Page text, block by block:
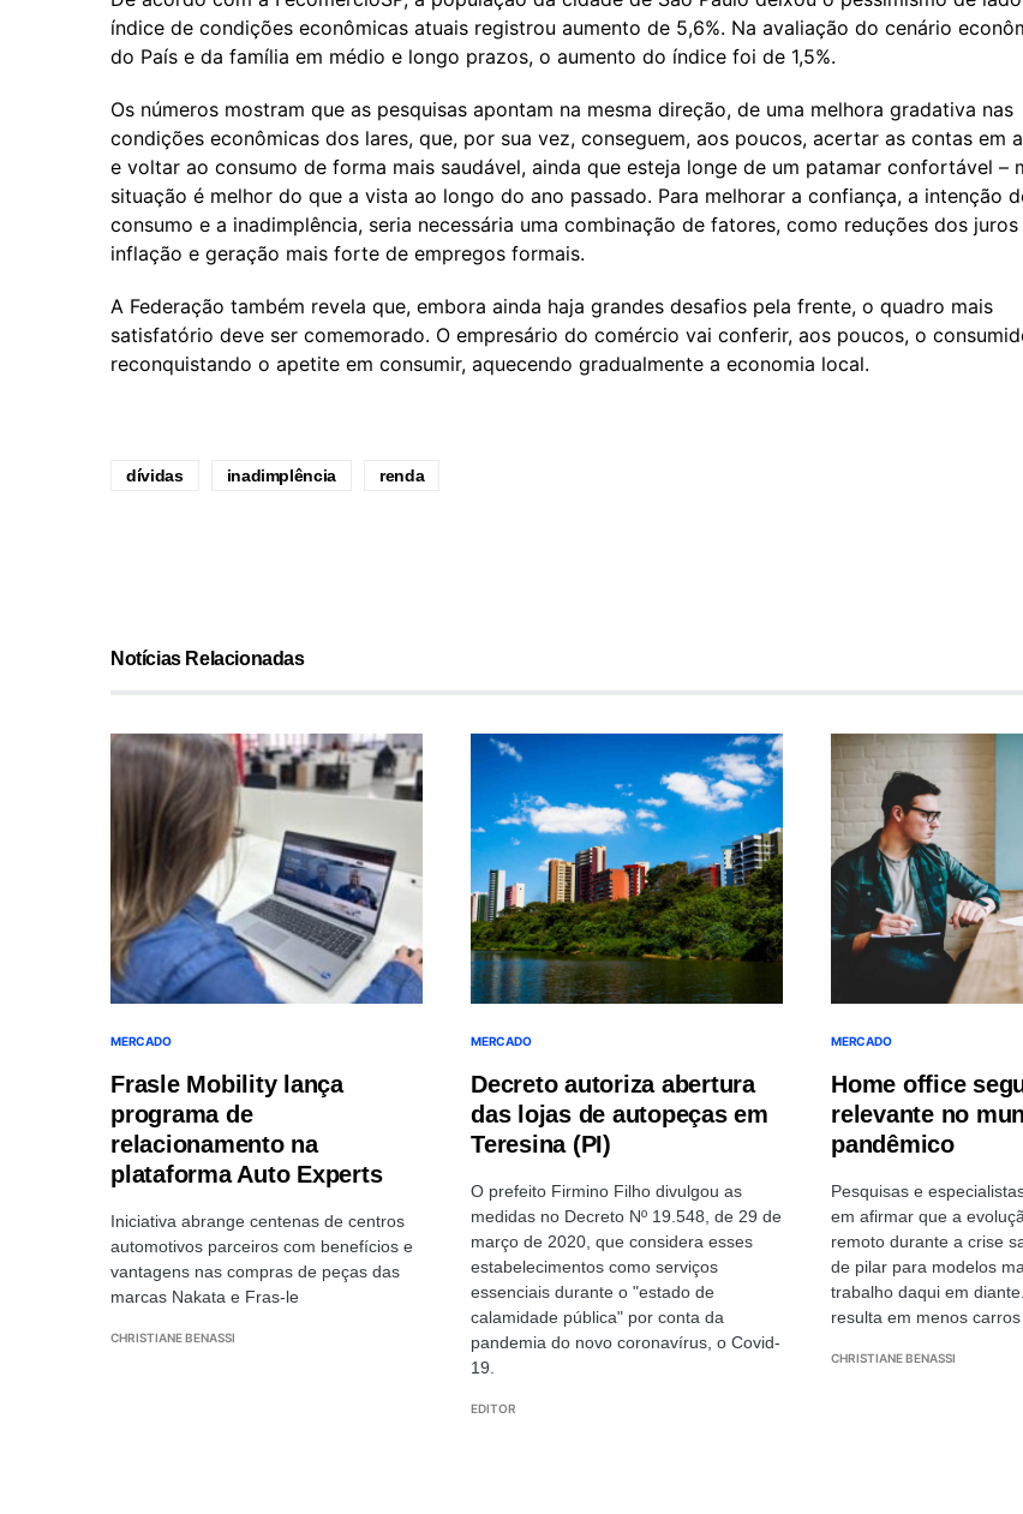
índice de condições econômicas atuais registrou aumento de 5,6%. Na avaliação do cenário
do País e da família em médio e longo prazos, o aumento do índice foi de 1,5%.
Os números mostram que as pesquisas apontam na mesma direção, de uma melhora gradativa nas
condições econômicas dos lares, que, por sua vez, conseguem, aos poucos, acertar as contas em
e voltar ao consumo de forma mais saudável, ainda que esteja longe de um patamar confortável –
situação é melhor do que a vista ao longo do ano passado. Para melhorar a confiança, a intenção
consumo e a inadimplência, seria necessária uma combinação de fatores, como reduções dos juros
inflação e geração mais forte de empregos formais.
A Federação também revela que, embora ainda haja grandes desafios pela frente, o quadro mais
satisfatório deve ser comemorado. O empresário do comércio vai conferir, aos poucos, o
reconquistando o apetite em consumir, aquecendo gradualmente a economia local.
dívidas inadimplência renda
Notícias Relacionadas
MERCADO
Frasle Mobility lança
programa de
relacionamento na
plataforma Auto Experts
Iniciativa abrange centenas de centros
automotivos parceiros com benefícios e
vantagens nas compras de peças das
marcas Nakata e Fras-le
CHRISTIANE BENASSI
MERCADO
Decreto autoriza abertura
das lojas de autopeças em
Teresina (PI)
O prefeito Firmino Filho divulgou as
medidas no Decreto Nº 19.548, de 29 de
março de 2020, que considera esses
estabelecimentos como serviços
essenciais durante o "estado de
calamidade pública" por conta da
pandemia do novo coronavírus, o Covid-
19.
EDITOR
MERCADO
Home office
relevante no
pandêmico
Pesquisas e
em afirmar que a
remoto durante a crise
de pilar para modelos
trabalho daqui em
resulta em menos
CHRISTIANE BENASSI